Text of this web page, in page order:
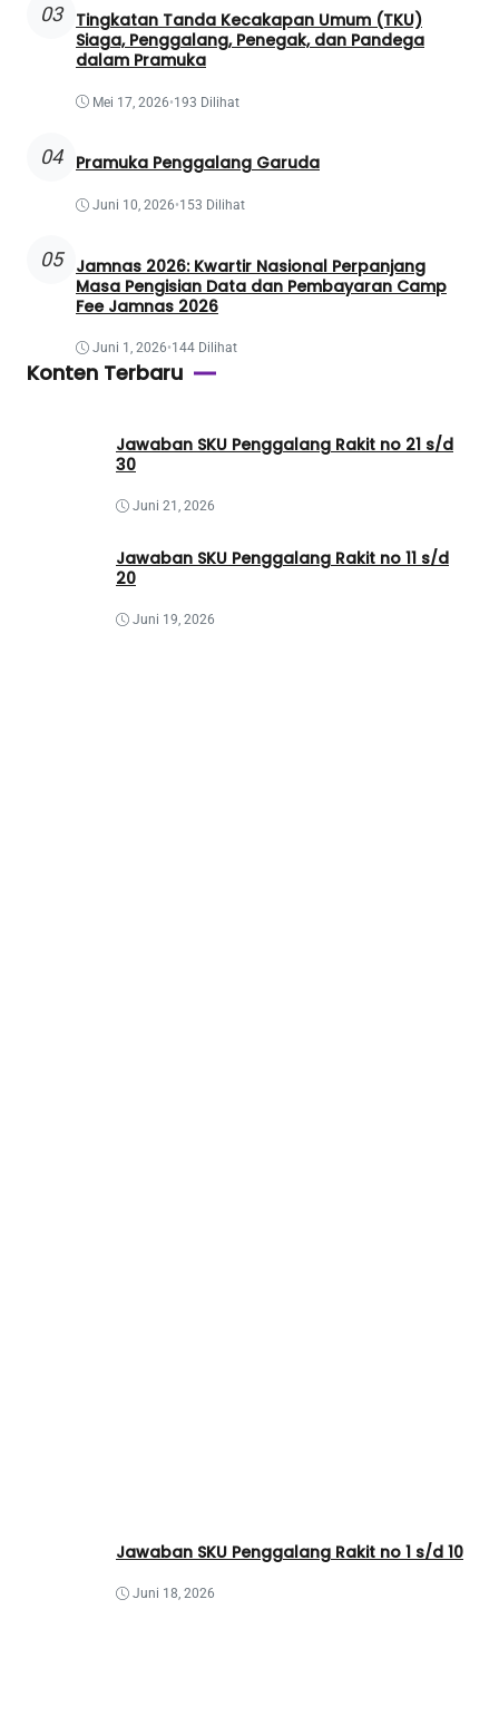
03
Tingkatan Tanda Kecakapan Umum (TKU)
Siaga, Penggalang, Penegak, dan Pandega
dalam Pramuka
Mei 17, 2026•193 Dilihat
04 Pramuka Penggalang Garuda
Juni 10, 2026•153 Dilihat
05
Jamnas 2026: Kwartir Nasional Perpanjang
Masa Pengisian Data dan Pembayaran Camp
Fee Jamnas 2026
Juni 1, 2026•144 Dilihat
Konten Terbaru
Jawaban SKU Penggalang Rakit no 21 s/d
30
Juni 21, 2026
Jawaban SKU Penggalang Rakit no 11 s/d
20
Juni 19, 2026
Jawaban SKU Penggalang Rakit no 1 s/d 10
Juni 18, 2026